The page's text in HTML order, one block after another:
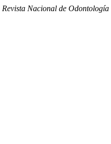
Revista Nacional de Odontología